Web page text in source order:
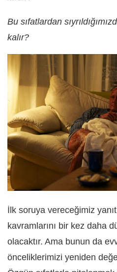
Bu sıfatlardan
kalır?
İlk soruya vereceğimiz
kavramlarını bir kez daha
olacaktır. Ama bunun da
önceliklerimizi yeniden